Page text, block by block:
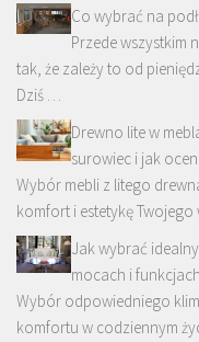
Co wybrać na
Przede wszystkim
tak, że zależy to od
Dziś …
Drewno lite w
surowiec i jak
Wybór mebli z litego
komfort i estetykę
Jak wybrać
mocach i
Wybór odpowiedniego
komfortu w codziennym